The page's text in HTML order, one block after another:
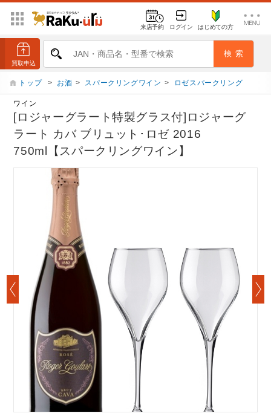
来店予約 ログイン はじめての方
トップ > お酒 > スパークリングワイン > ロゼスパークリング
ワイン
[ロジャーグラート特製グラス付]ロジャーグ
ラート カバ ブリュット･ロゼ 2016
750ml【スパークリングワイン】